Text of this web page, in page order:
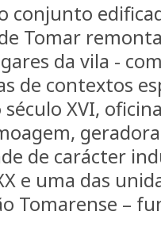
conjunto
Tomar
da vila -
de contextos
século XVI,
de carácter
e uma das
Tomarense –